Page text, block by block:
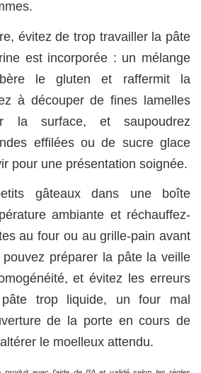
évitez de trop travailler la pâte
est incorporée : un mélange
le gluten et raffermit la
à découper de fines lamelles
la surface, et saupoudrez
effilées ou de sucre glace
pour une présentation soignée.
gâteaux dans une boîte
ambiante et réchauffez-
au four ou au grille-pain avant
préparer la pâte la veille
et évitez les erreurs
trop liquide, un four mal
de la porte en cours de
le moelleux attendu.